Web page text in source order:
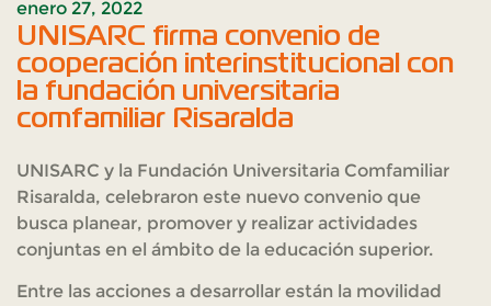
enero 27, 2022
UNISARC firma convenio de
cooperación interinstitucional con
la fundación universitaria
comfamiliar Risaralda
UNISARC y la Fundación Universitaria Comfamiliar
Risaralda, celebraron este nuevo convenio que
busca planear, promover y realizar actividades
conjuntas en el ámbito de la educación superior.
Entre las acciones a desarrollar están la movilidad